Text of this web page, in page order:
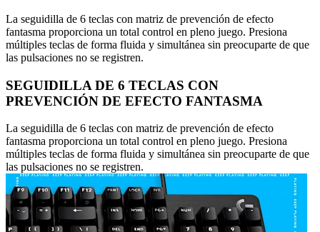
La seguidilla de 6 teclas con matriz de prevención de efecto
fantasma proporciona un total control en pleno juego. Presiona
múltiples teclas de forma fluida y simultánea sin preocuparte de que
las pulsaciones no se registren.
SEGUIDILLA DE 6 TECLAS CON
PREVENCIÓN DE EFECTO FANTASMA
La seguidilla de 6 teclas con matriz de prevención de efecto
fantasma proporciona un total control en pleno juego. Presiona
múltiples teclas de forma fluida y simultánea sin preocuparte de que
las pulsaciones no se registren.